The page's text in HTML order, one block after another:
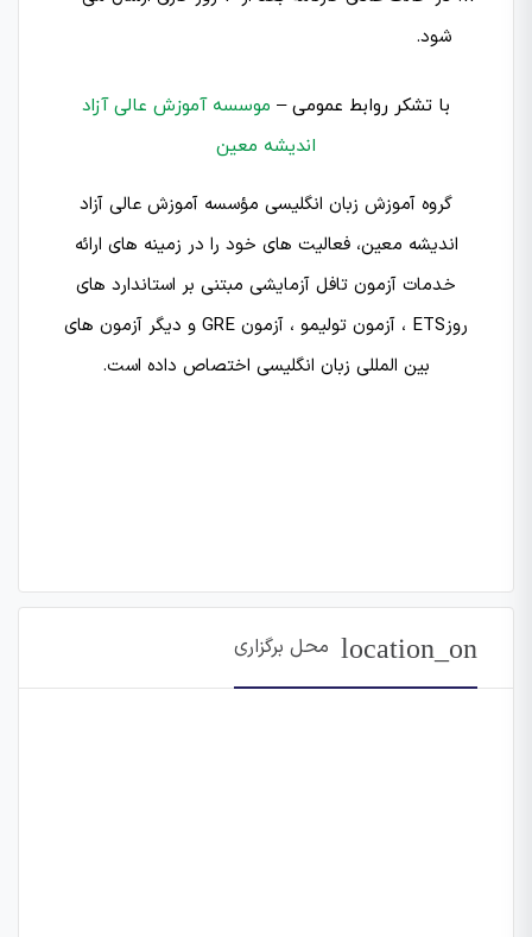
شود.
با تشکر روابط عمومی – موسسه آموزش عالی آزاد
اندیشه معین
گروه آموزش زبان انگلیسی مؤسسه آموزش عالی آزاد
اندیشه معین، فعالیت‌ های خود را در زمینه‌ های ارائه
خدمات آزمون تافل آزمایشی مبتنی بر استاندارد های
روزETS ، آزمون تولیمو ، آزمون GRE و دیگر آزمون های
بین المللی زبان انگلیسی اختصاص داده است.
location_on محل برگزاری